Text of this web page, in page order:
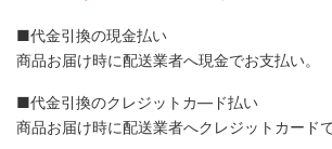
■代金引換の現金払い
商品お届け時に配送業者へ現金でお支払い。
■代金引換のクレジットカ―ド払い
商品お届け時に配送業者へクレジットカード